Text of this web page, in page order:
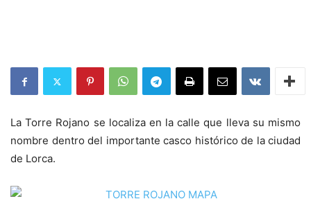
La Torre Rojano se localiza en la calle que lleva su mismo
nombre dentro del importante casco histórico de la ciudad
de Lorca.